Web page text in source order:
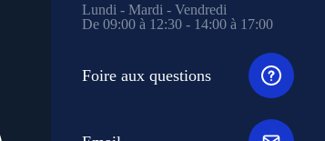
Lundi - Mardi - Vendredi
De 09:00 à 12:30 - 14:00 à 17:00
Foire aux questions